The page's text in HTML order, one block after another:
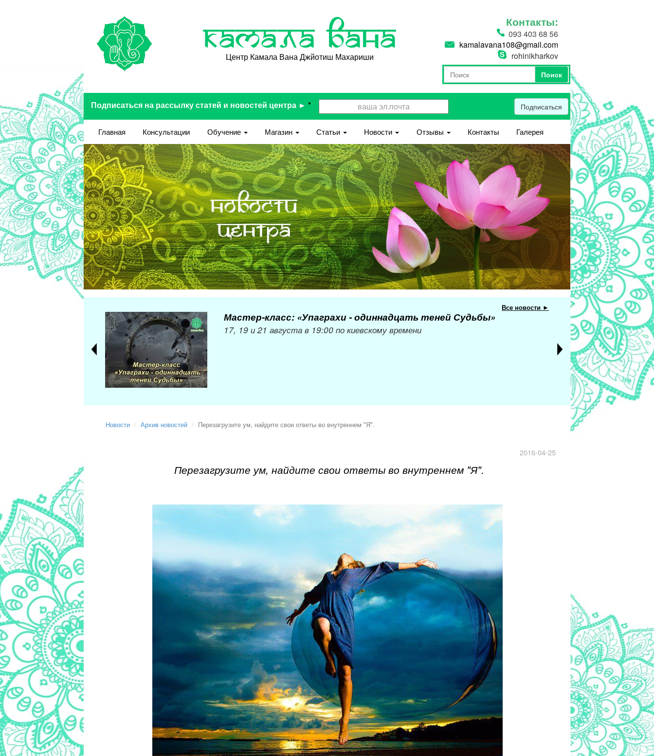
Камала Вана
Центр Камала Вана Джйотиш Махариши
Контакты:
093 403 68 56
kamalavana108@gmail.com
rohinikharkov
Форма поиска
Поиск
Поиск
Подписаться на рассылку статей и новостей центра ► * Подписаться
Главная Консультации Обучение Магазин Статьи Новости Отзывы Контакты Галерея
Все новости ►
Мастер-класс: «Упаграхи - одиннадцать теней Судьбы»
17, 19 и 21 августа в 19:00 по киевскому времени
Новости Архив новостей Перезагрузите ум, найдите свои ответы во внутреннем "Я".
2016-04-25
Перезагрузите ум, найдите свои ответы во внутреннем "Я".